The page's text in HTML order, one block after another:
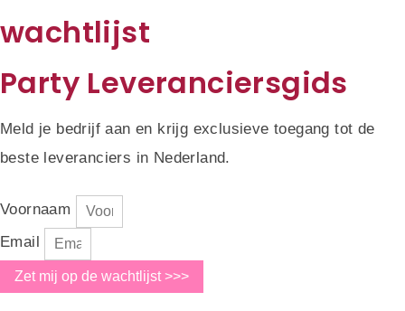
wachtlijst
Party Leveranciersgids
Meld je bedrijf aan en krijg exclusieve toegang tot de
beste leveranciers in Nederland.
Voornaam
Email
Zet mij op de wachtlijst >>>